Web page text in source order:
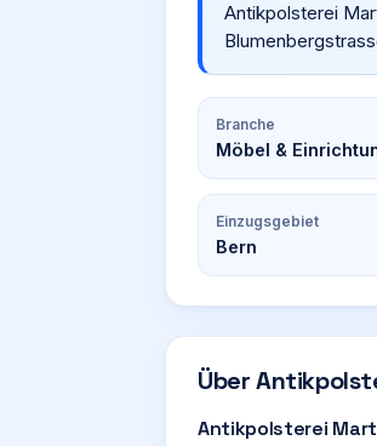
Antikpolsterei
Branche
Möbel &
Einzugsgebiet
Bern
Über
Antikpolsterei